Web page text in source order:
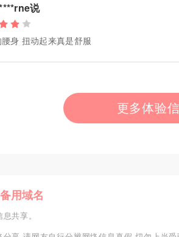
说
身 扭动起来真是舒服
更多体验
备用域名
共享。